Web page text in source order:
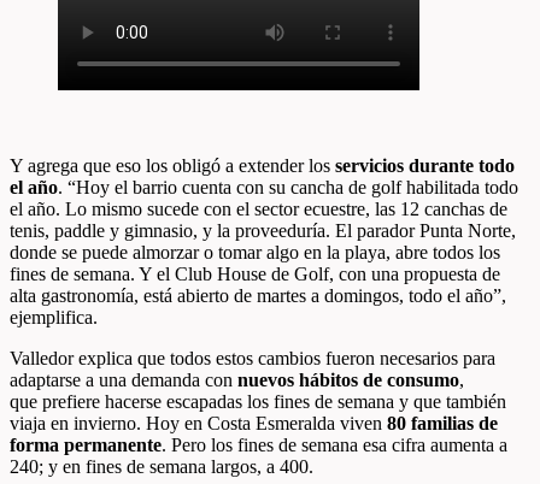
Y agrega que eso los obligó a extender los servicios durante todo
el año. “Hoy el barrio cuenta con su cancha de golf habilitada todo
el año. Lo mismo sucede con el sector ecuestre, las 12 canchas de
tenis, paddle y gimnasio, y la proveeduría. El parador Punta Norte,
donde se puede almorzar o tomar algo en la playa, abre todos los
fines de semana. Y el Club House de Golf, con una propuesta de
alta gastronomía, está abierto de martes a domingos, todo el año”,
ejemplifica.
Valledor explica que todos estos cambios fueron necesarios para
adaptarse a una demanda con nuevos hábitos de consumo,
que prefiere hacerse escapadas los fines de semana y que también
viaja en invierno. Hoy en Costa Esmeralda viven 80 familias de
forma permanente. Pero los fines de semana esa cifra aumenta a
240; y en fines de semana largos, a 400.